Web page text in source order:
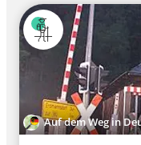
Auf dem Weg in